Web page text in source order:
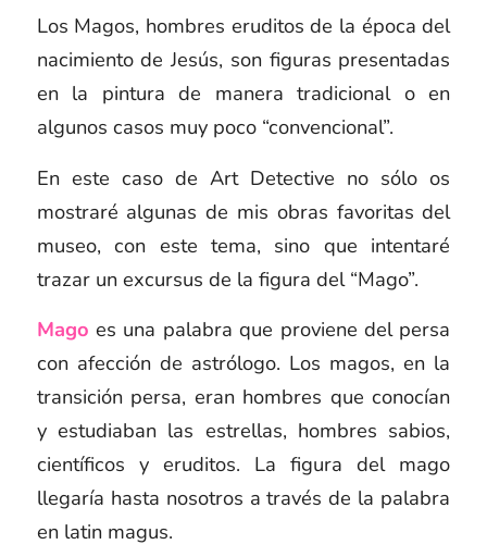
Los Magos, hombres eruditos de la época del
nacimiento de Jesús, son figuras presentadas
en la pintura de manera tradicional o en
algunos casos muy poco “convencional”.
En este caso de Art Detective no sólo os
mostraré algunas de mis obras favoritas del
museo, con este tema, sino que intentaré
trazar un excursus de la figura del “Mago”.
Mago es una palabra que proviene del persa
con afección de astrólogo. Los magos, en la
transición persa, eran hombres que conocían
y estudiaban las estrellas, hombres sabios,
científicos y eruditos. La figura del mago
llegaría hasta nosotros a través de la palabra
en latin magus.